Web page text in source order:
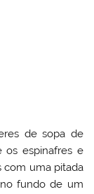
de sopa de
os espinafres e
com uma pitada
fundo de um